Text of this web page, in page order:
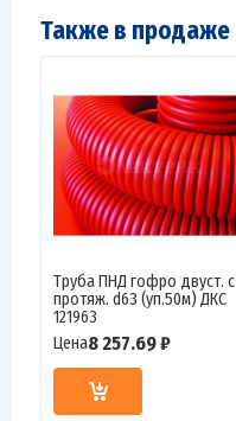
Также в продаже
Труба ПНД гофро двуст. с
протяж. d63 (уп.50м) ДКС
121963
Цена8 257.69 ₽